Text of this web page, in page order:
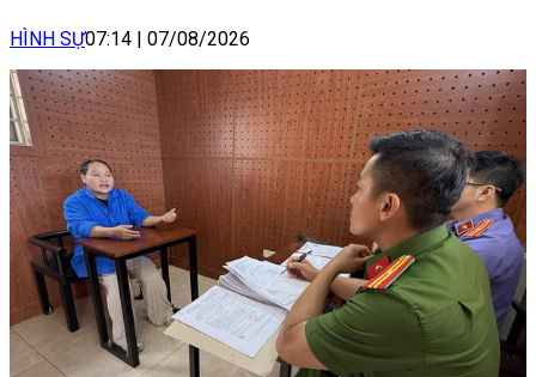
HÌNH SỰ07:14 | 07/08/2026